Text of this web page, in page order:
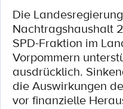
Die
Nachtragshaushalt
SPD-Fraktion im
Vorpommern
ausdrücklich.
die Auswirkungen
vor finanzielle